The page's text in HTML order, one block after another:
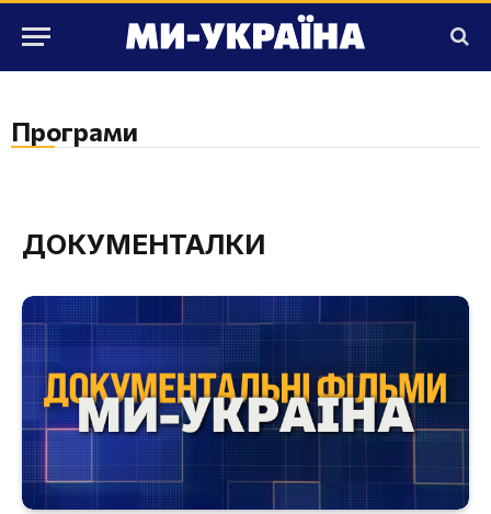
Програми
ДОКУМЕНТАЛКИ